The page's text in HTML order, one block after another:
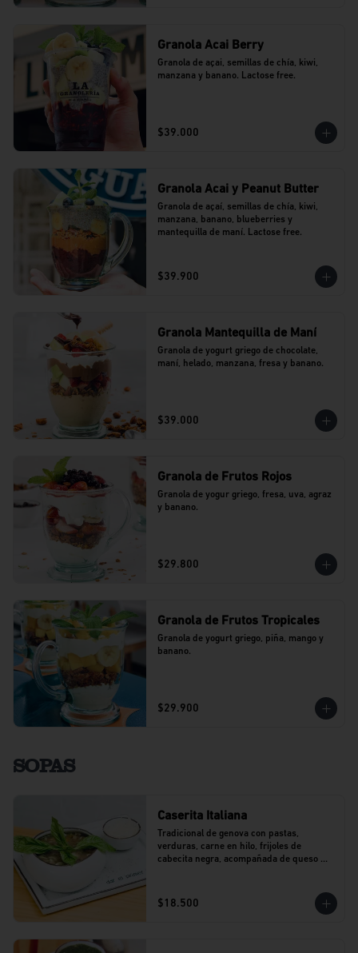
Granola Acai Berry
Granola de açai, semillas de chía, kiwi,
manzana y banano. Lactose free.
$39.000
Granola Acai y Peanut Butter
Granola de açaí, semillas de chía, kiwi,
manzana, banano, blueberries y
mantequilla de maní. Lactose free.
$39.900
Granola Mantequilla de Maní
Granola de yogurt griego de chocolate,
maní, helado, manzana, fresa y banano.
$39.000
Granola de Frutos Rojos
Granola de yogur griego, fresa, uva, agraz
y banano.
$29.800
Granola de Frutos Tropicales
Granola de yogurt griego, piña, mango y
banano.
$29.900
SOPAS
Caserita Italiana
Tradicional de genova con pastas,
verduras, carne en hilo, frijoles de
cabecita negra, acompañada de queso
$18.500